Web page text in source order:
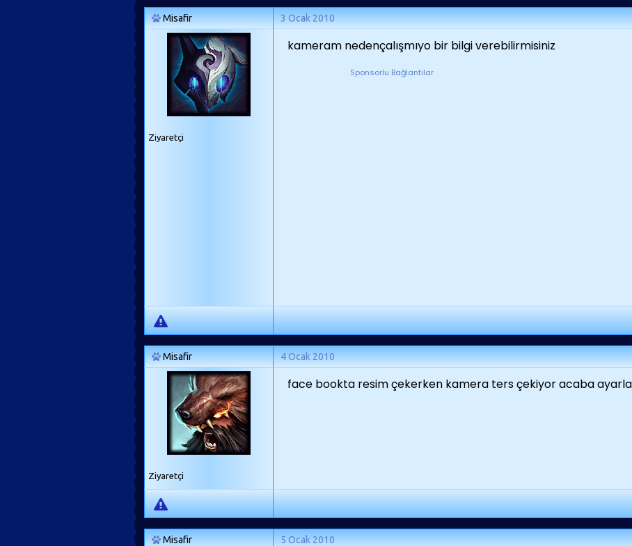
Misafir 3 Ocak 2010
Ziyaretçi
kameram nedençalışmıyo bir bilgi verebilirmisiniz
Sponsorlu Bağlantılar
Misafir 4 Ocak 2010
Ziyaretçi
face bookta resim çekerken kamera ters çekiyor acaba
Misafir 5 Ocak 2010